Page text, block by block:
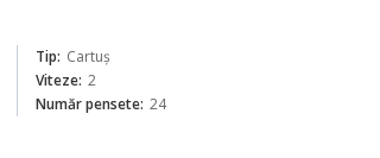
Tip: Cartuș
Viteze: 2
Număr pensete: 24